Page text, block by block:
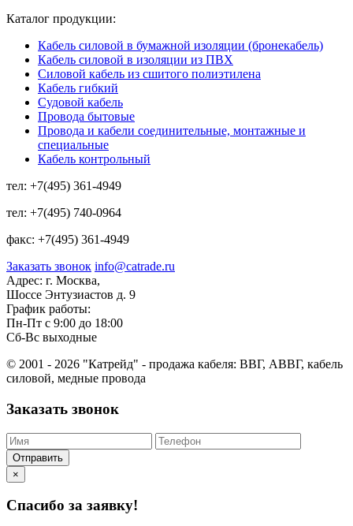
Каталог продукции:
Кабель силовой в бумажной изоляции (бронекабель)
Кабель силовой в изоляции из ПВХ
Силовой кабель из сшитого полиэтилена
Кабель гибкий
Судовой кабель
Провода бытовые
Провода и кабели соединительные, монтажные и
специальные
Кабель контрольный
тел: +7(495) 361-4949
тел: +7(495) 740-0964
факс: +7(495) 361-4949
Заказать звонок info@catrade.ru
Адрес: г. Москва,
Шоссе Энтузиастов д. 9
График работы:
Пн-Пт с 9:00 до 18:00
Сб-Вс выходные
© 2001 - 2026 "Катрейд" - продажа кабеля: ВВГ, АВВГ, кабель
силовой, медные провода
Заказать звонок
Отправить
×
Спасибо за заявку!